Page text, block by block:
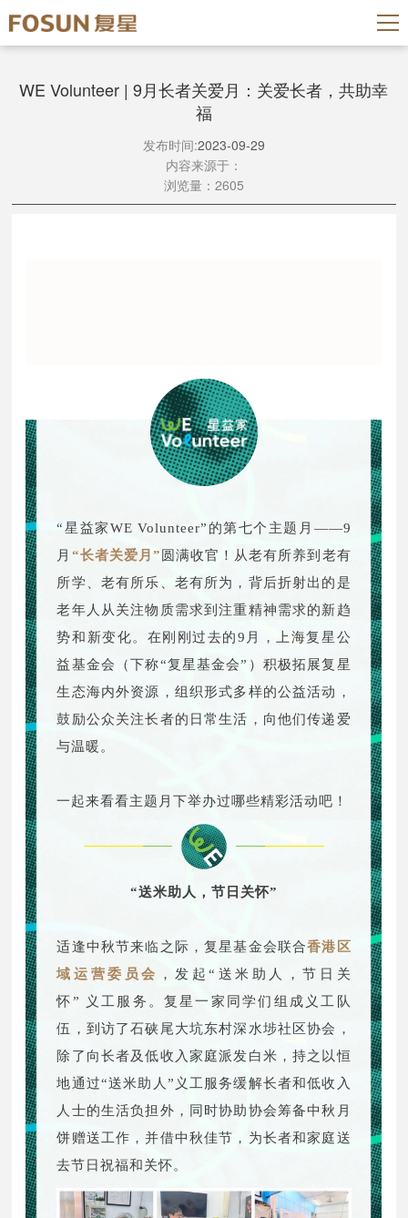
WE Volunteer | 9月长者关爱月：关爱长者，共助幸
福
发布时间:2023-09-29
内容来源于：
浏览量：2605
“星益家WE Volunteer”的第七个主题月——9
月 “长者关爱月” 圆满收官！从老有所养到老有
所学、老有所乐、老有所为，背后折射出的是
老年人从关注物质需求到注重精神需求的新趋
势和新变化。在刚刚过去的9月，上海复星公
益基金会（下称“复星基金会”）积极拓展复星
生态海内外资源，组织形式多样的公益活动，
鼓励公众关注长者的日常生活，向他们传递爱
与温暖。
一起来看看主题月下举办过哪些精彩活动吧！
“送米助人，节日关怀”
适逢中秋节来临之际，复星基金会联合香港区
域运营委员会
，发起“送米助人，节日关
怀” 义工服务。复星一家同学们组成义工队
伍，到访了石硖尾大坑东村深水埗社区协会，
除了向长者及低收入家庭派发白米，持之以恒
地通过“送米助人”义工服务缓解长者和低收入
人士的生活负担外，同时协助协会筹备中秋月
饼赠送工作，并借中秋佳节，为长者和家庭送
去节日祝福和关怀。